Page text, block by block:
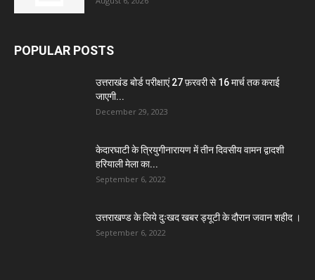
POPULAR POSTS
उत्तराखंड बोर्ड परीक्षाएं 27 फ़रवरी से 16 मार्च तक कराई
जाएगी...
December 29, 2023
केदारघाटी के त्रियुगीनारायण में तीन दिवसीय वामन द्वादशी
हरियाली मेला का...
September 6, 2022
उत्तराखण्ड के लिये दुःखद खबर ड्यूटी के दौरान जवान शहीद ।
September 6, 2022